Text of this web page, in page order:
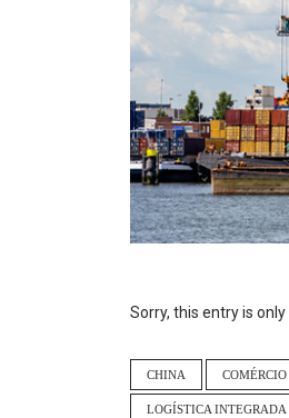
Sorry, this entry is
CHINA
LOGÍSTICA INTEGRADA